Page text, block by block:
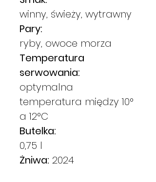
winny, świeży, wytrawny
Pary:
ryby, owoce morza
Temperatura
serwowania:
optymalna
temperatura między 10°
a 12°C
Butelka:
0,75 l
Żniwa: 2024